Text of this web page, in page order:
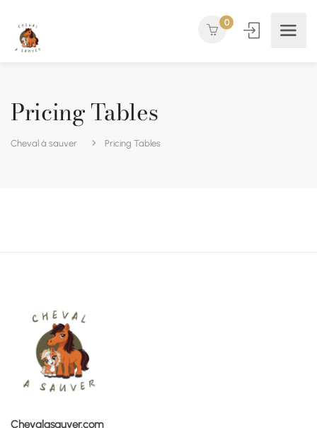
0
Pricing Tables
Cheval à sauver Pricing Tables
Chevalasauver.com